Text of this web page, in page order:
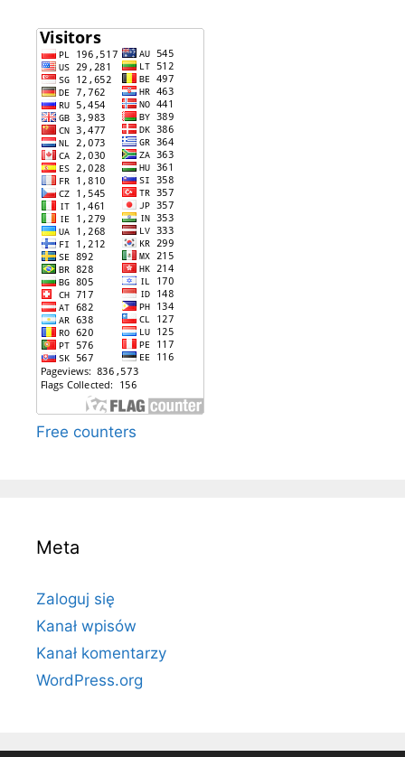
Free counters
Meta
Zaloguj się
Kanał wpisów
Kanał komentarzy
WordPress.org